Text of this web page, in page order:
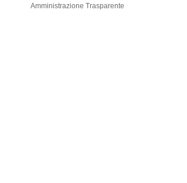
Amministrazione Trasparente